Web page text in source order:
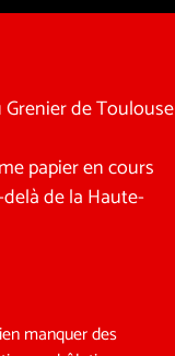
de Toulouse
papier en cours
de la Haute-
manquer des